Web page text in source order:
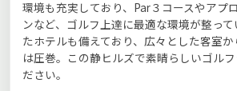
環境も充実しており、Par３コースやアプ
ンなど、ゴルフ上達に最適な環境が整っ
たホテルも備えており、広々とした客室
は圧巻。この静ヒルズで素晴らしいゴル
ださい。